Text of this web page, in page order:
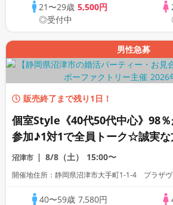
21〜29歳5,500円
◎受付中
男性急募
販売終了まで残り1日！
個室Style《40代50代中心》98
参加♪1対1で全員トーク☆誠実な
活パーティー
沼津市 8/8（土） 15:00〜
開催地住所：静岡県沼津市大手町1-1-4 プラザ
40〜59歳 7,580円